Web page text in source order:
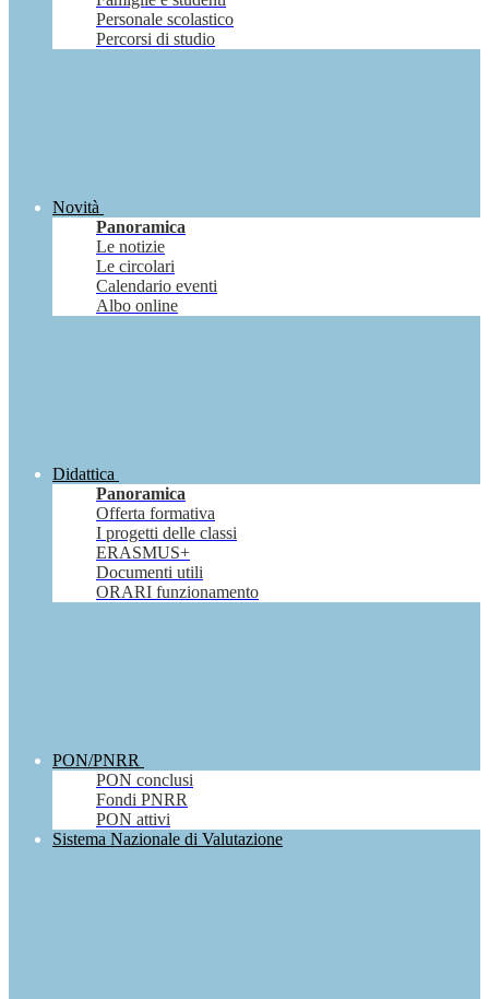
Personale scolastico
Percorsi di studio
Novità
Panoramica
Le notizie
Le circolari
Calendario eventi
Albo online
Didattica
Panoramica
Offerta formativa
I progetti delle classi
ERASMUS+
Documenti utili
ORARI funzionamento
PON/PNRR
PON conclusi
Fondi PNRR
PON attivi
Sistema Nazionale di Valutazione